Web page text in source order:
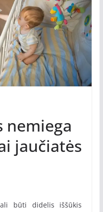
nemiega
jaučiatės
būti didelis iššūkis